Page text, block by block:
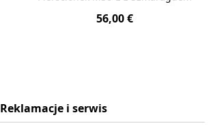
56,00 €
Reklamacje i serwis